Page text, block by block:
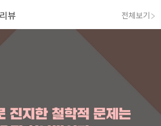
뷰 전체보기